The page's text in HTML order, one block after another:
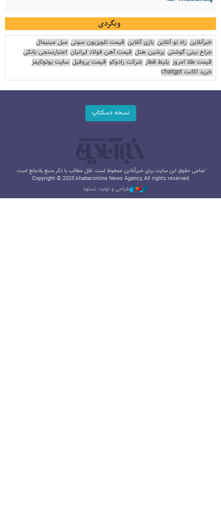
وبگردی
خبرآنلاین راه نو آنلاین بازی آنلاین قیمت تلویزیون سونی مبل مینیمال
جراح بینی گوشتی پرشین هتل قیمت آهن فولاد ایرانیان اعتبارسنجی بانکی
قیمت طلا امروز بلیط قطار شرکت رادوکو قیمت پروفیل سایت یوتوتایمز
خرید اکانت chatgpt
نسخه دسکتاپ
تمامی حقوق این سایت برای خبرآنلاین محفوظ است. نقل مطالب با ذکر منبع بلامانع است.
Copyright © 2025 khabaronline News Agancy, All rights reserved
طراحی و تولید: نستوه